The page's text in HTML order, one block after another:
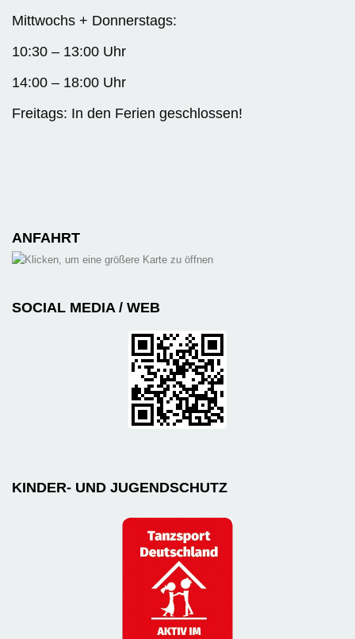
Mittwochs + Donnerstags:
10:30 – 13:00 Uhr
14:00 – 18:00 Uhr
Freitags: In den Ferien geschlossen!
ANFAHRT
SOCIAL MEDIA / WEB
KINDER- UND JUGENDSCHUTZ